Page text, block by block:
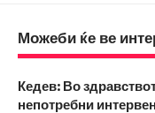
Можеби ќе ве
Кедев: Во
непотребни